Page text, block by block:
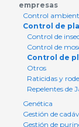
empresas
Control
Control de
Control de
Control de
Control de
Otros
Raticidas y
Repelentes de
Genética
Gestión de
Gestión de